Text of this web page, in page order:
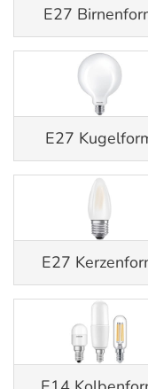
E27
E27
E27